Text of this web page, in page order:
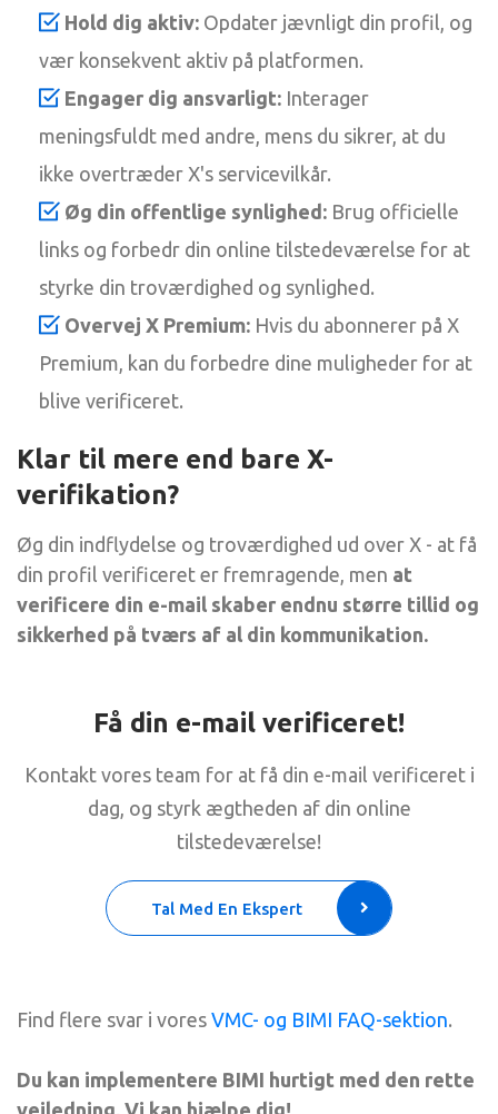
Hold dig aktiv: Opdater jævnligt din profil, og
vær konsekvent aktiv på platformen.
Engager dig ansvarligt: Interager
meningsfuldt med andre, mens du sikrer, at du
ikke overtræder X's servicevilkår.
Øg din offentlige synlighed: Brug officielle
links og forbedr din online tilstedeværelse for at
styrke din troværdighed og synlighed.
Overvej X Premium: Hvis du abonnerer på X
Premium, kan du forbedre dine muligheder for at
blive verificeret.
Klar til mere end bare X-
verifikation?
Øg din indflydelse og troværdighed ud over X - at få
din profil verificeret er fremragende, men at
verificere din e-mail skaber endnu større tillid og
sikkerhed på tværs af al din kommunikation.
Få din e-mail verificeret!
Kontakt vores team for at få din e-mail verificeret i
dag, og styrk ægtheden af din online
tilstedeværelse!
Tal Med En Ekspert
Find flere svar i vores VMC- og BIMI FAQ-sektion.
Du kan implementere BIMI hurtigt med den rette
vejledning. Vi kan hjælpe dig!